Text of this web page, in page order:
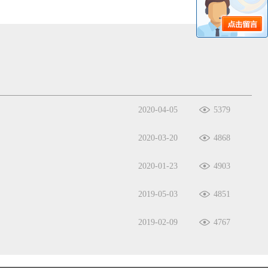
2020-04-05 5379
2020-03-20 4868
2020-01-23 4903
2019-05-03 4851
2019-02-09 4767